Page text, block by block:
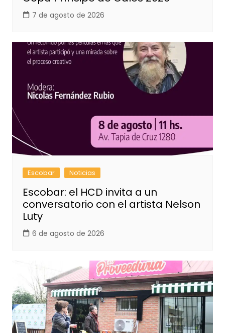
7 de agosto de 2026
Escobar Noticias
Escobar: el HCD invita a un
conversatorio con el artista Nelson
Luty
6 de agosto de 2026